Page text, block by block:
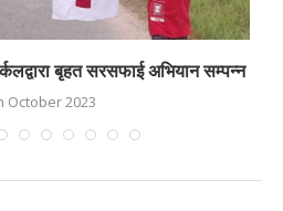
बृहत सरसफाई अभियान सम्पन्न
October 2023